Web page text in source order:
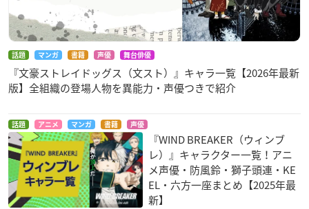
話題 マンガ 書籍 声優 舞台俳優
『文豪ストレイドッグス（文スト）』キャラ一覧【2026年最新
版】全組織の登場人物を異能力・声優つきで紹介
話題 アニメ マンガ 書籍 声優
『WIND BREAKER（ウィンブ
レ）』キャラクター一覧！アニ
メ声優・防風鈴・獅子頭連・KE
EL・六方一座まとめ【2025年最
新】